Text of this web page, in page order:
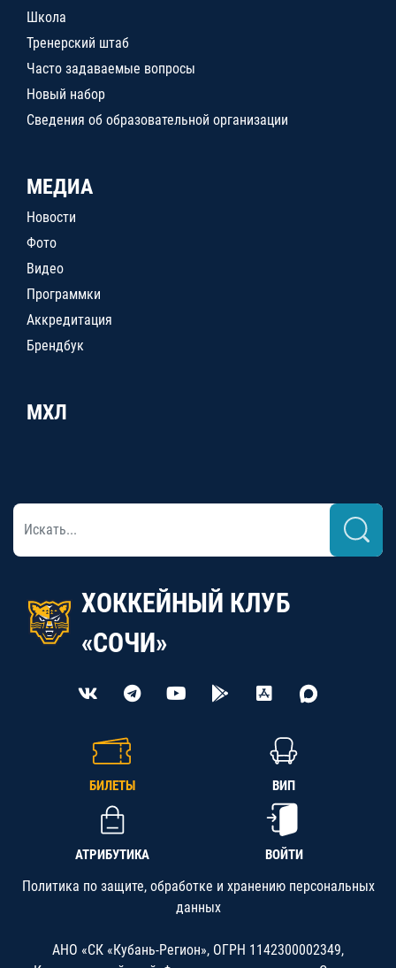
Школа
Тренерский штаб
Часто задаваемые вопросы
Новый набор
Сведения об образовательной организации
МЕДИА
Новости
Фото
Видео
Программки
Аккредитация
Брендбук
МХЛ
ХОККЕЙНЫЙ КЛУБ
«СОЧИ»
БИЛЕТЫ ВИП
АТРИБУТИКА ВОЙТИ
Политика по защите, обработке и хранению персональных
данных
АНО «СК «Кубань-Регион», ОГРН 1142300002349,